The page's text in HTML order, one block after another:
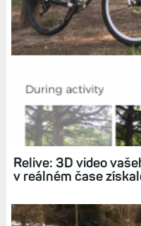
Související články